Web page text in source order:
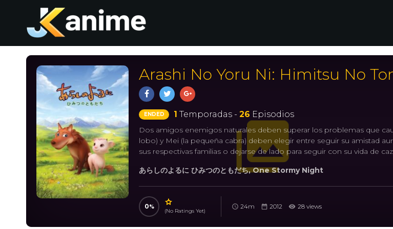
Arashi No Yoru Ni: Himitsu No
ENDED 1 Temporadas - 26 Episodios
Dos amigos enemigos naturales deben superar los problemas que
lobo) y Mei (la pequeña cabra) deben elegir entre seguir su amistad
sus respectivas familias o dejarse de lado para seguir con su vida de
あらしのよるに ひみつのともだち, One Stormy Night
0
(No Ratings Yet)
24m 2012 28 views